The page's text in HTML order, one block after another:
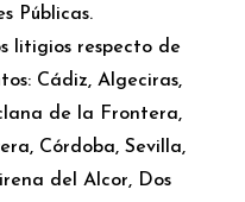
Públicas.
litigios respecto de
Cádiz, Algeciras,
de la Frontera,
Córdoba, Sevilla,
del Alcor, Dos